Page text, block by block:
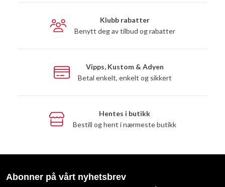
Klubb rabatter
Benytt deg av tilbud og rabatter
Vipps, Kustom & Adyen
Betal enkelt, enkelt og sikkert
Hentes i butikk
Bestill og hent i nærmeste butikk
Abonner på vårt nyhetsbrev